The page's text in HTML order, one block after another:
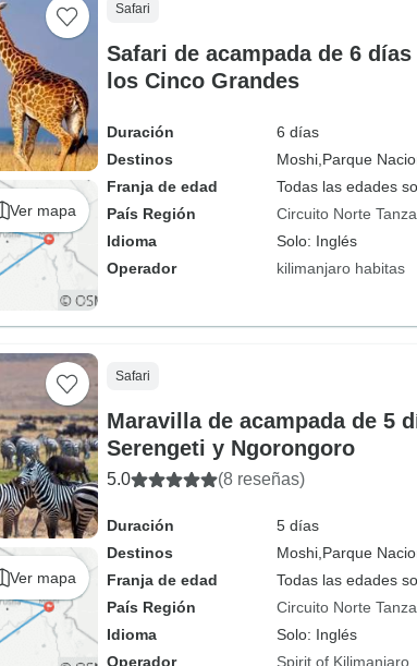
Ver mapa
Safari
Safari de acampada de 6
los Cinco Grandes
Duración
6 días
Destinos
Moshi, Parque
Franja de edad
Todas las edades
País Región
Circuito Norte
Idioma
Solo: Inglés
Operador
kilimanjaro habitas
Ver mapa
Safari
Maravilla de acampada de 5
Serengeti y Ngorongoro
5.0 (8 reseñas)
Duración
5 días
Destinos
Moshi, Parque
Franja de edad
Todas las edades
País Región
Circuito Norte
Idioma
Solo: Inglés
Operador
Spirit of Kilimanjaro